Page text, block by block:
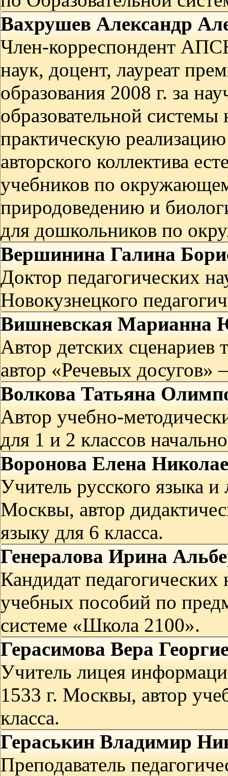
Вахрушев Александр
Член-корреспондент
наук, доцент, лауреат
образования 2008 г. за
образовательной системы
практическую
авторского коллектива
учебников по
природоведению и
для дошкольников по
Вершинина Галина
Доктор педагогических
Новокузнецкого
Вишневская Марианна
Автор детских сценариев
автор «Речевых
Волкова Татьяна
Автор учебно-
для 1 и 2 классов
Воронова Елена
Учитель русского языка
Москвы, автор
языку для 6 класса.
Генералова Ирина
Кандидат
учебных пособий по
системе «Школа 2100».
Герасимова Вера
Учитель лицея
1533 г. Москвы, автор
класса.
Гераськин Владимир
Преподаватель